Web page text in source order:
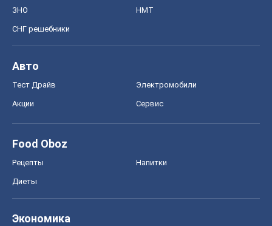
ЗНО НМТ
СНГ решебники
Авто
Тест Драйв Электромобили
Акции Сервис
Food Oboz
Рецепты Напитки
Диеты
Экономика